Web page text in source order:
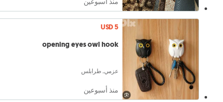
USD 5
opening eyes owl hook
عزمي, طرابلس
منذ أسبوعين